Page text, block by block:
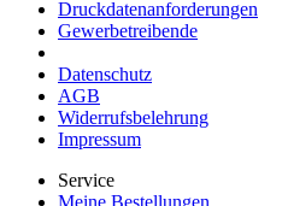
Druckdatenanforderungen
Gewerbetreibende
Datenschutz
AGB
Widerrufsbelehrung
Impressum
Service
Meine Bestellungen